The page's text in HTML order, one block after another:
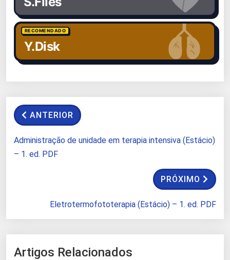
RECOMENDADO
Y.Disk
ANTERIOR
Administração de unidade em terapia intensiva (Estácio)
– 1. ed. PDF
PRÓXIMO
Eletrotermofototerapia (Estácio) – 1. ed. PDF
Artigos Relacionados